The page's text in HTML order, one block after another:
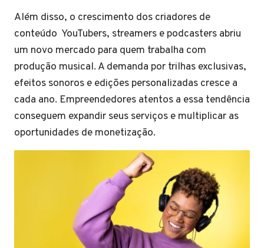
Além disso, o crescimento dos criadores de
conteúdo YouTubers, streamers e podcasters abriu
um novo mercado para quem trabalha com
produção musical. A demanda por trilhas exclusivas,
efeitos sonoros e edições personalizadas cresce a
cada ano. Empreendedores atentos a essa tendência
conseguem expandir seus serviços e multiplicar as
oportunidades de monetização.